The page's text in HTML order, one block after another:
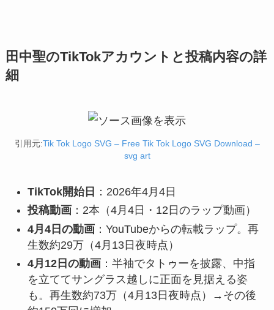
田中聖のTikTokアカウントと投稿内容の詳
細
引用元:Tik Tok Logo SVG – Free Tik Tok Logo SVG Download –
svg art
TikTok開始日 ：2026年4月4日
投稿動画：2本（4月4日・12日のラップ動画）
4月4日の動画：YouTubeからの転載ラップ。再
生数約29万（4月13日夜時点）
4月12日の動画：半袖でタトゥーを披露、中指
を立ててサングラス越しに正面を見据える姿
も。再生数約73万（4月13日夜時点）→その後